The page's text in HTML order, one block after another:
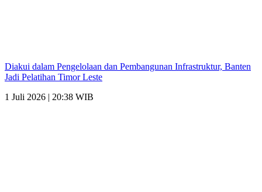
Diakui dalam Pengelolaan dan Pembangunan Infrastruktur, Banten
Jadi Pelatihan Timor Leste
1 Juli 2026 | 20:38 WIB